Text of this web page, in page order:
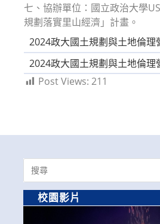
七、協辦單位：國立政治大學
規劃落實里山經濟」計畫。
2024政大國土規劃與土地倫理
2024政大國土規劃與土地倫理
Post Views: 211
Search
for:
校園影片